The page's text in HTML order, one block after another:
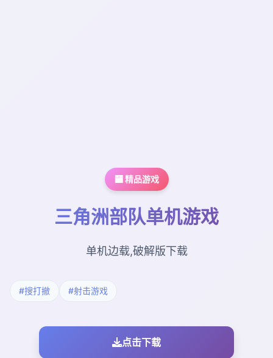
🏧 精品游戏
三角洲部队单机游戏
单机边载,破解版下载
#搜打撤 #射击游戏
点击下载